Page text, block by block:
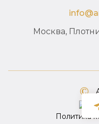
Москва,
Политика